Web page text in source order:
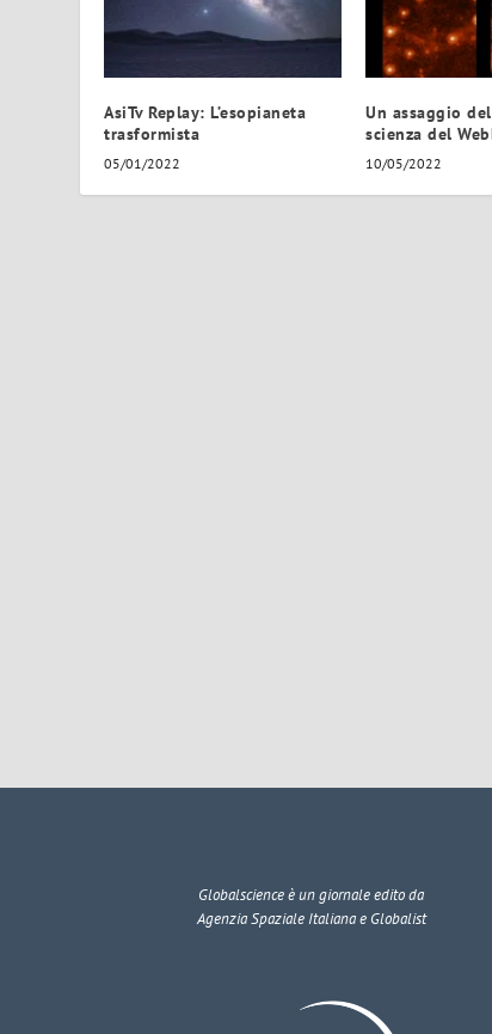
AsiTv Replay: L’esopianeta
trasformista
05/01/2022
Un assaggio
scienza del
10/05/2022
Globalscienceè un giornale edito da
Agenzia Spaziale Italiana e Globalist